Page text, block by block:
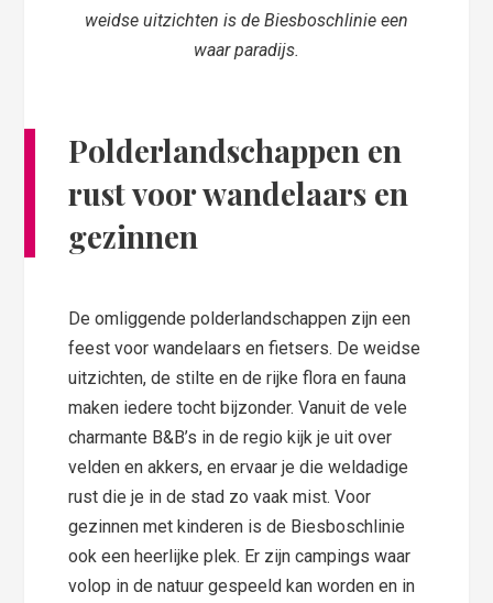
weidse uitzichten is de Biesboschlinie een
waar paradijs.
Polderlandschappen en
rust voor wandelaars en
gezinnen
De omliggende polderlandschappen zijn een
feest voor wandelaars en fietsers. De weidse
uitzichten, de stilte en de rijke flora en fauna
maken iedere tocht bijzonder. Vanuit de vele
charmante B&B’s in de regio kijk je uit over
velden en akkers, en ervaar je die weldadige
rust die je in de stad zo vaak mist. Voor
gezinnen met kinderen is de Biesboschlinie
ook een heerlijke plek. Er zijn campings waar
volop in de natuur gespeeld kan worden en in